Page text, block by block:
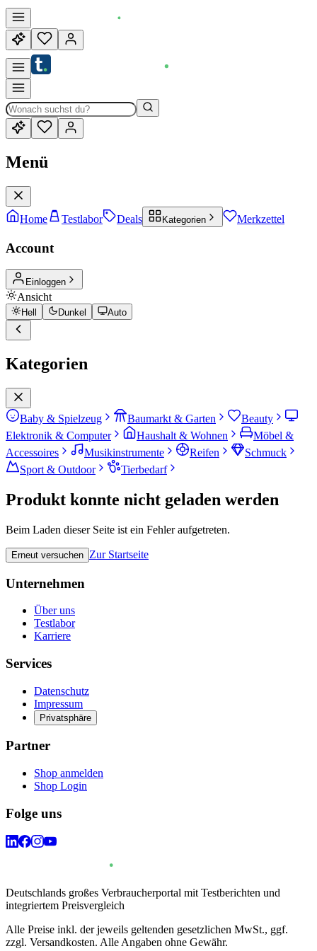
Menü
Home Testlabor Deals Kategorien Merkzettel
Account
Einloggen
Ansicht
Hell Dunkel Auto
Kategorien
Baby & Spielzeug Baumarkt & Garten
Beauty
Elektronik & Computer
Haushalt & Wohnen
Möbel &
Accessoires
Musikinstrumente Reifen
Schmuck
Sport & Outdoor
Tierbedarf
Produkt konnte nicht geladen werden
Beim Laden dieser Seite ist ein Fehler aufgetreten.
Erneut versuchen Zur Startseite
Unternehmen
Über uns
Testlabor
Karriere
Services
Datenschutz
Impressum
Privatsphäre
Partner
Shop anmelden
Shop Login
Folge uns
Deutschlands großes Verbraucherportal mit Testberichten und
integriertem Preisvergleich
Alle Preise inkl. der jeweils geltenden gesetzlichen MwSt., ggf.
zzgl. Versandkosten. Alle Angaben ohne Gewähr.